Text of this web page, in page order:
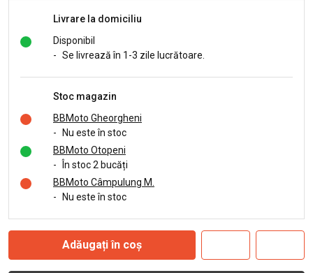
Livrare la domiciliu
Disponibil
- Se livrează în 1-3 zile lucrătoare.
Stoc magazin
BBMoto Gheorgheni
-
Nu este în stoc
BBMoto Otopeni
-
În stoc 2 bucăți
BBMoto Câmpulung M.
-
Nu este în stoc
Adăugați în coș